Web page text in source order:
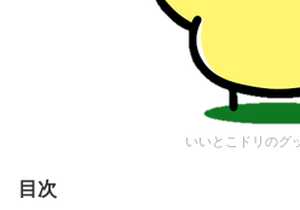
いいとこドリのグ
目次